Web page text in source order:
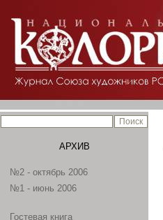
АРХИВ
№2 - октябрь 2006
№1 - июнь 2006
Гостевая книга